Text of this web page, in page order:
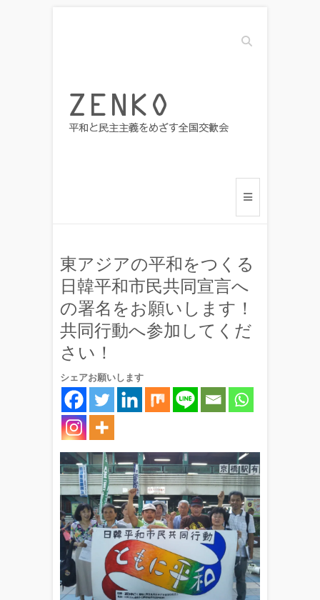
Search
東アジアの平和をつくる
日韓平和市民共同宣言へ
の署名をお願いします！
共同行動へ参加してくだ
さい！
シェアお願いします